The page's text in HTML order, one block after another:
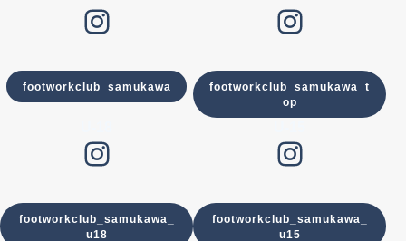
Instagram
footworkclub_samukawa
Instagram
footworkclub_samukawa_t
op
Instagram
footworkclub_samukawa_
u18
Instagram
footworkclub_samukawa_
u15